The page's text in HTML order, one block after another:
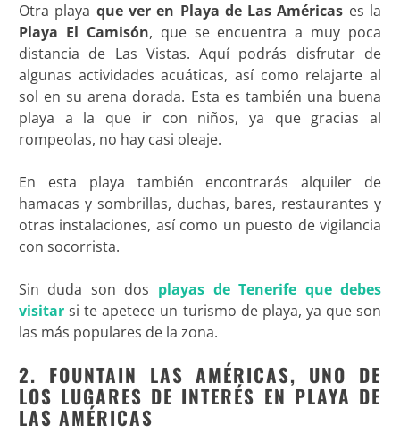
Otra playa que ver en Playa de Las Américas es la
Playa El Camisón, que se encuentra a muy poca
distancia de Las Vistas. Aquí podrás disfrutar de
algunas actividades acuáticas, así como relajarte al
sol en su arena dorada. Esta es también una buena
playa a la que ir con niños, ya que gracias al
rompeolas, no hay casi oleaje.
En esta playa también encontrarás alquiler de
hamacas y sombrillas, duchas, bares, restaurantes y
otras instalaciones, así como un puesto de vigilancia
con socorrista.
Sin duda son dos playas de Tenerife que debes
visitarsi te apetece un turismo de playa, ya que son
las más populares de la zona.
2. FOUNTAIN LAS AMÉRICAS, UNO DE
LOS LUGARES DE INTERÉS EN PLAYA DE
LAS AMÉRICAS